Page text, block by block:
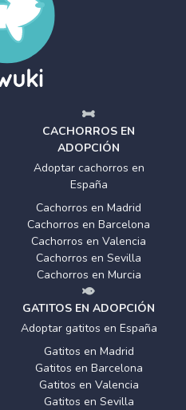
CACHORROS EN
ADOPCIÓN
Adoptar cachorros en
España
Cachorros en Madrid
Cachorros en Barcelona
Cachorros en Valencia
Cachorros en Sevilla
Cachorros en Murcia
GATITOS EN ADOPCIÓN
Adoptar gatitos en España
Gatitos en Madrid
Gatitos en Barcelona
Gatitos en Valencia
Gatitos en Sevilla